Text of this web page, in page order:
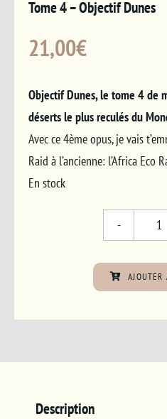
Tome 4 – Objectif Dunes
21,00€
Objectif Dunes, le tome 4 de
déserts le plus reculés du
Avec ce 4ème opus, je vais
Raid à l’ancienne: l’Africa Eco
En stock
-
AJOUTER
Description